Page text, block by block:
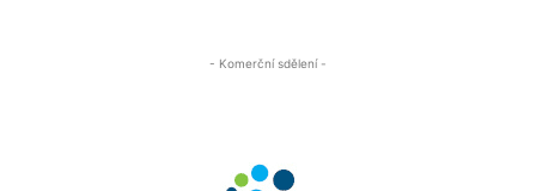
- Komerční sdělení -